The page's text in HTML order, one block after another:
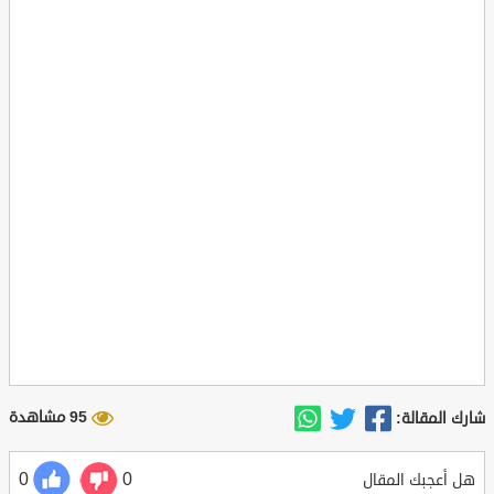
شارك المقالة: 95 مشاهدة
هل أعجبك المقال 0
0